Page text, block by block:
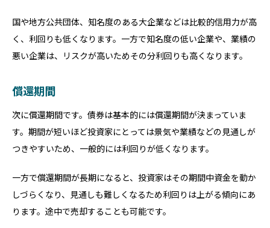
国や地方公共団体、知名度のある大企業などは比較的信用力が高
く、利回りも低くなります。一方で知名度の低い企業や、業績の
悪い企業は、リスクが高いためその分利回りも高くなります。
償還期間
次に償還期間です。債券は基本的には償還期間が決まっていま
す。期間が短いほど投資家にとっては景気や業績などの見通しが
つきやすいため、一般的には利回りが低くなります。
一方で償還期間が長期になると、投資家はその期間中資金を動か
しづらくなり、見通しも難しくなるため利回りは上がる傾向にあ
ります。途中で売却することも可能です。